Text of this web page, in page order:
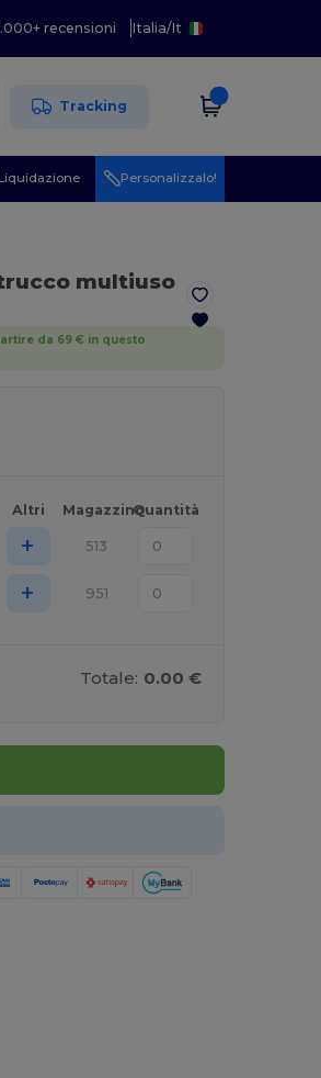
recensioni Italia/It
Tracking
Personalizzalo!
multiuso
da 69 € in questo
Altri MagazzinoQuantità
+ 513
+ 951
Totale: 0.00 €